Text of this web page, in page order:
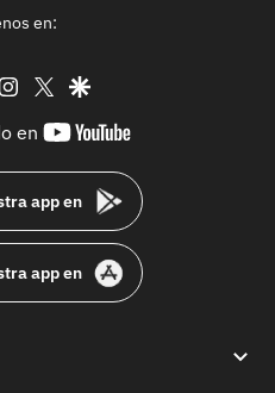
en:
instagram
twittergoogle
en
youtube-
app en
app en